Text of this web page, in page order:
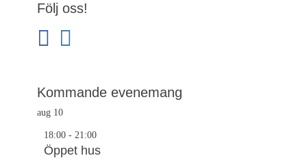
Följ oss!
facebook
Kommande evenemang
aug 10
18:00 - 21:00
Öppet hus